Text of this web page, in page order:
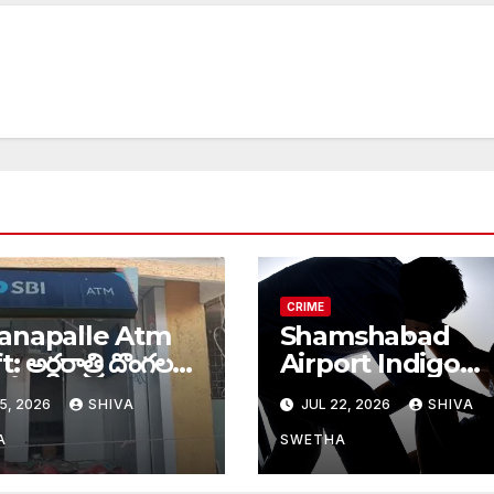
Atm
2026 SHIVA
CRIME
Shamshabad
Airport Indigo
Employee
ఇండిగో ఉద్యోగినిపై
డ్రైవర్
JUL 22, 2026 SHIVA
SWETHA